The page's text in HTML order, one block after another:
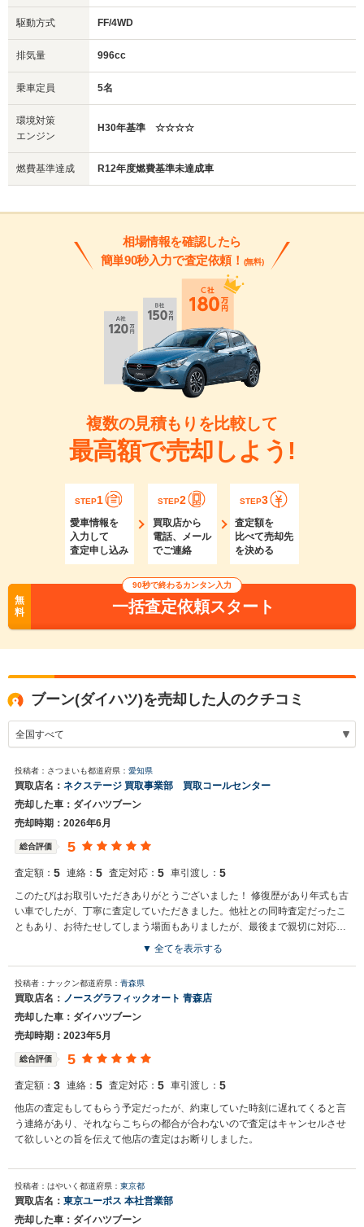
駆動方式 FF/4WD
排気量 996cc
乗車定員 5名
環境対策
エンジン
H30年基準 ☆☆☆☆
燃費基準達成 R12年度燃費基準未達成車
相場情報を確認したら
簡単90秒入力で査定依頼！ (無料)
複数の見積もりを比較して
最高額で売却しよう!
STEP1
愛車情報を
入力して
査定申し込み
STEP2
買取店から
電話、メール
でご連絡
STEP3
査定額を
比べて売却先
を決める
無
料
90秒で終わるカンタン入力
一括査定依頼スタート
ブーン(ダイハツ)を売却した人のクチコミ
投稿者：さつまいも都道府県： 愛知県
買取店名： ネクステージ 買取事業部 買取コールセンター
売却した車：ダイハツブーン
売却時期：2026年6月
総合評価 5
査定額： 5 連絡： 5 査定対応： 5 車引渡し： 5
このたびはお取引いただきありがとうございました！ 修復歴があり年式も古
い車でしたが、丁寧に査定していただきました。他社との同時査定だったこ
ともあり、お待たせしてしまう場面もありましたが、最後まで親切に対応し
てくださいました。 「入札方式なら頑張れます！」と言っていただき、その
た。 また機会があればお願いしたいです。
買取店からの返信
お世話になっております。 株式会社ネクステージでございます。この
度はネクステージをご利用いただきまして誠にありがとうございまし
た。弊社では買取だけではなく、販売もメインで行っている会社とな
ります。ファミリー向けのミニバンタイプのお車の他にもSUVタイ
ーンでのお車のご紹介が可能となっております。また、弊社では日本
全国に展開している為、ご希望の車種が最寄りの店舗にない場合でも
ら、その際も是非ネクステージをご利用いただけますと幸いでござい
ます。今後とも宜しくお願い申し上げます。
▼ 全てを表示する
投稿者：ナックン都道府県： 青森県
買取店名： ノースグラフィックオート 青森店
売却した車：ダイハツブーン
売却時期：2023年5月
総合評価 5
査定額： 3 連絡： 5 査定対応： 5 車引渡し： 5
他店の査定もしてもらう予定だったが、約束していた時刻に遅れてくると言
う連絡があり、それならこちらの都合が合わないので査定はキャンセルさせ
て欲しいとの旨を伝えて他店の査定はお断りしました。
投稿者：はやいく 都道府県： 東京都
買取店名： 東京ユーポス 本社営業部
売却した車：ダイハツブーン